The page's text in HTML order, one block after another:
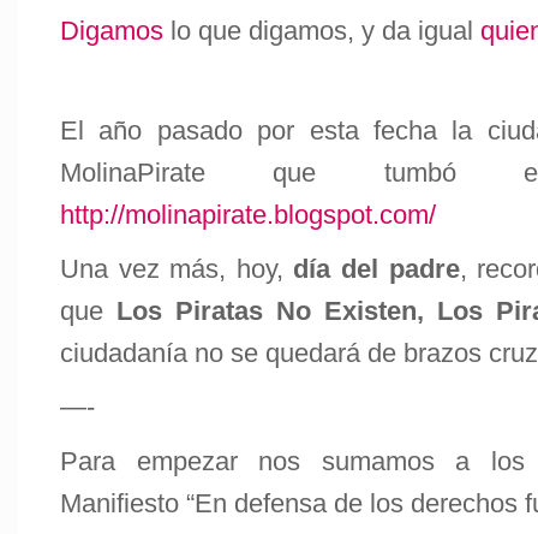
Digamos lo que digamos, y da igual
El año pasado por esta fecha la
MolinaPirate que tumbó
http://molinapirate.blogspot.com/
Una vez más, hoy, día del padre,
que Los Piratas No Existen, Los
ciudadanía no se quedará de brazos
—-
Para empezar nos sumamos a
Manifiesto “En defensa de los derechos